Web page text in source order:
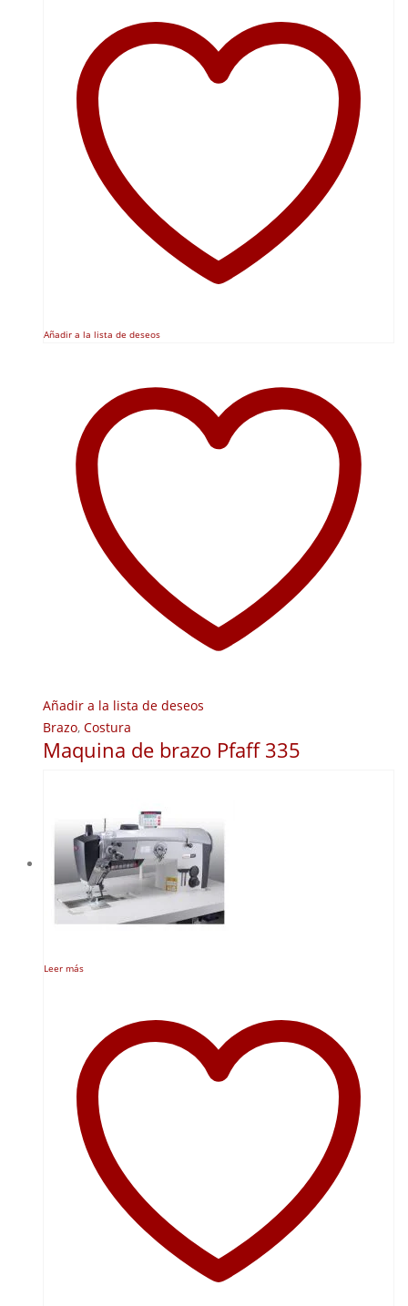
Añadir a la lista de deseos
Añadir a la lista de deseos
Brazo, Costura
Maquina de brazo Pfaff 335
Leer más